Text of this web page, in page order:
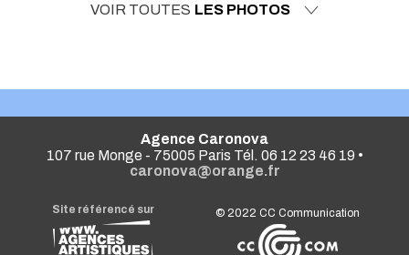
VOIR TOUTES LES PHOTOS
Agence Caronova
107 rue Monge - 75005 Paris Tél. 06 12 23 46 19 •
caronova@orange.fr
Site référencé sur © 2022CC Communication